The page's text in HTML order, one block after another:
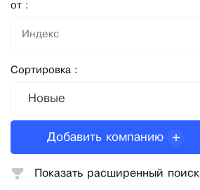
от :
Сортировка :
Новые
Добавить компанию
Показать расширенный поиск